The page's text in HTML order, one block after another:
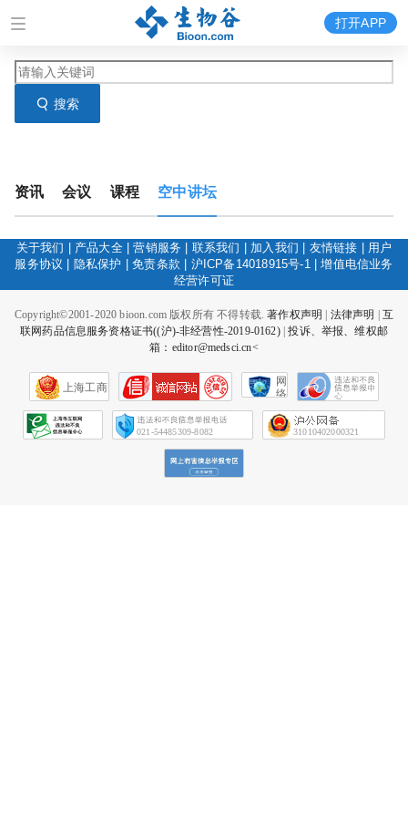
搜索
打开APP
资讯 会议 课程 空中讲坛
关于我们 产品大全|营销服务 联系我们 加入我们 友情链接
用户
服务协议
隐私保护 |免责条款 沪ICP备14018915号-1|增值电信业务
经营许可证
Copyright©2001-2020 bioon.com 版权所有 不得转载.著作权声明 法律声明
互
联网药品信息服务资格证书((沪)-非经营性-2019-0162)|投诉、举报、维权邮
箱：editor@medsci.cn<
上海工商
网
络
会
征
021-54485309-8082 31010402000321